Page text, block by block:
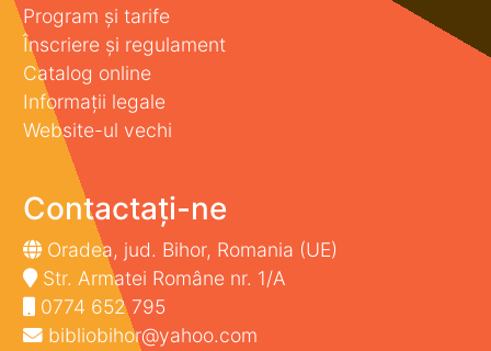
Program și tarife
Înscriere și regulament
Catalog online
Informații legale
Website-ul vechi
Contactați-ne
Oradea, jud. Bihor, Romania (UE)
Str. Armatei Române nr. 1/A
0774 652 795
bibliobihor@yahoo.com